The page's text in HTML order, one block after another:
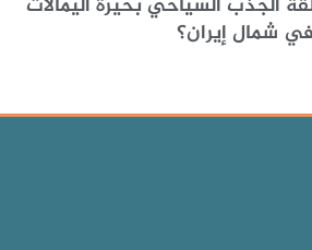
في شمال إيران؟